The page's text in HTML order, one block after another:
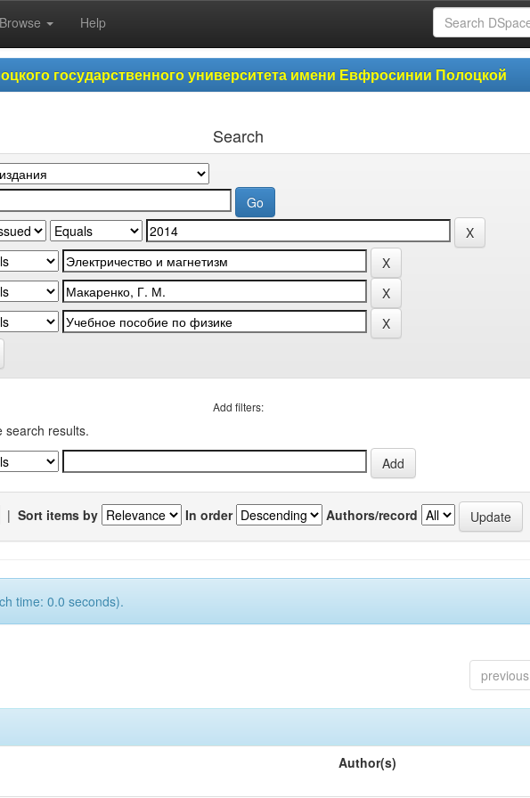
Browse Help
государственного университета имени Евфросинии Полоцкой
Search
Add filters:
search results.
| Sort items by In order Authors/record
time: 0.0 seconds).
previous
Author(s)